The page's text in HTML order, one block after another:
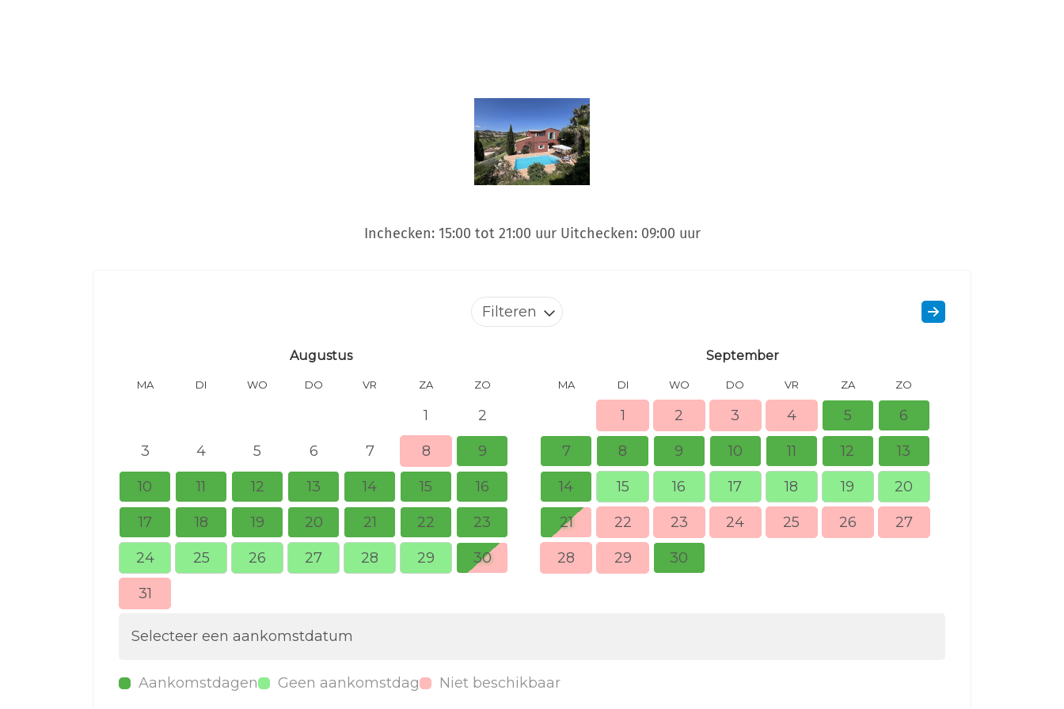
Inchecken: 15:00 tot 21:00 uur Uitchecken: 09:00 uur
Filteren
Augustus
MA DI WO DO VR ZA ZO
1 2
3 4 5 6 7 8 9
10 11 12 13 14 15 16
17 18 19 20 21 22 23
24 25 26 27 28 29 30
31
September
MA DI WO DO VR ZA ZO
1 2 3 4 5 6
7 8 9 10 11 12 13
14 15 16 17 18 19 20
21 22 23 24 25 26 27
28 29 30
Selecteer een aankomstdatum
Aankomstdagen Geen aankomstdag Niet beschikbaar